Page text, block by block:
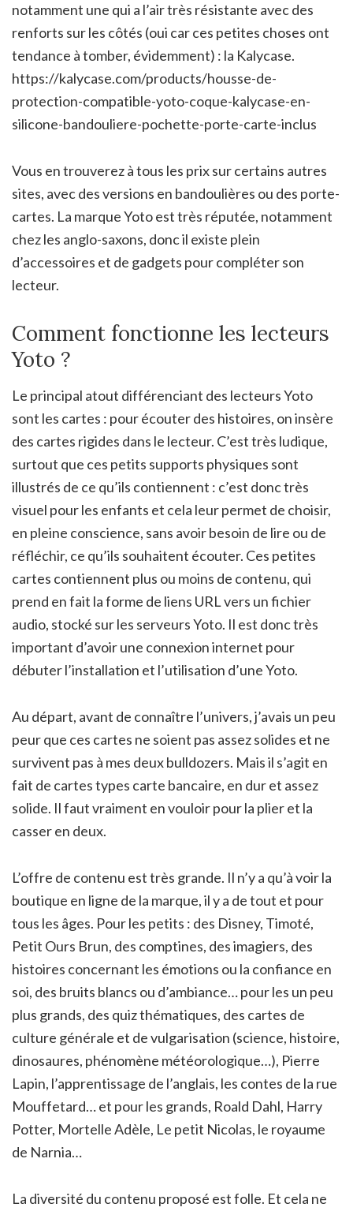
notamment une qui a l’air très résistante avec des
renforts sur les côtés (oui car ces petites choses ont
tendance à tomber, évidemment) : la Kalycase.
https://kalycase.com/products/housse-de-
protection-compatible-yoto-coque-kalycase-en-
silicone-bandouliere-pochette-porte-carte-inclus
Vous en trouverez à tous les prix sur certains autres
sites, avec des versions en bandoulières ou des porte-
cartes. La marque Yoto est très réputée, notamment
chez les anglo-saxons, donc il existe plein
d’accessoires et de gadgets pour compléter son
lecteur.
Comment fonctionne les lecteurs
Yoto ?
Le principal atout différenciant des lecteurs Yoto
sont les cartes : pour écouter des histoires, on insère
des cartes rigides dans le lecteur. C’est très ludique,
surtout que ces petits supports physiques sont
illustrés de ce qu’ils contiennent : c’est donc très
visuel pour les enfants et cela leur permet de choisir,
en pleine conscience, sans avoir besoin de lire ou de
réfléchir, ce qu’ils souhaitent écouter. Ces petites
cartes contiennent plus ou moins de contenu, qui
prend en fait la forme de liens URL vers un fichier
audio, stocké sur les serveurs Yoto. Il est donc très
important d’avoir une connexion internet pour
débuter l’installation et l’utilisation d’une Yoto.
Au départ, avant de connaître l’univers, j’avais un peu
peur que ces cartes ne soient pas assez solides et ne
survivent pas à mes deux bulldozers. Mais il s’agit en
fait de cartes types carte bancaire, en dur et assez
solide. Il faut vraiment en vouloir pour la plier et la
casser en deux.
L’offre de contenu est très grande. Il n’y a qu’à voir la
boutique en ligne de la marque, il y a de tout et pour
tous les âges. Pour les petits : des Disney, Timoté,
Petit Ours Brun, des comptines, des imagiers, des
histoires concernant les émotions ou la confiance en
soi, des bruits blancs ou d’ambiance… pour les un peu
plus grands, des quiz thématiques, des cartes de
culture générale et de vulgarisation (science, histoire,
dinosaures, phénomène météorologique…), Pierre
Lapin, l’apprentissage de l’anglais, les contes de la rue
Mouffetard… et pour les grands, Roald Dahl, Harry
Potter, Mortelle Adèle, Le petit Nicolas, le royaume
de Narnia…
La diversité du contenu proposé est folle. Et cela ne